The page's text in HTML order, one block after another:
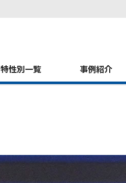
特性別一覧 事例紹介